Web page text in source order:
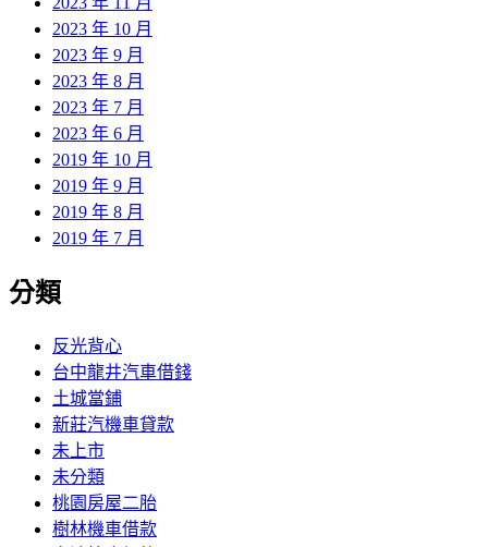
2023 年 10 月
2023 年 9 月
2023 年 8 月
2023 年 7 月
2023 年 6 月
2019 年 10 月
2019 年 9 月
2019 年 8 月
2019 年 7 月
分類
反光背心
台中龍井汽車借錢
土城當鋪
新莊汽機車貸款
未上市
未分類
桃園房屋二胎
樹林機車借款